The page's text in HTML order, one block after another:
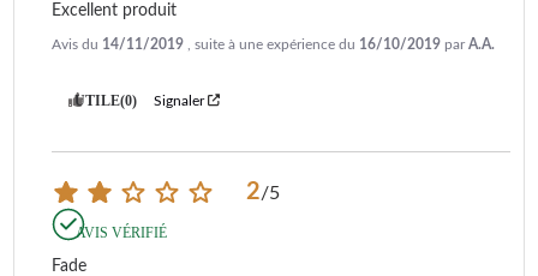
Excellent produit
Avis du 14/11/2019 , suite à une expérience du 16/10/2019 parA.A.
UTILE(0) Signaler
2/5
AVIS VÉRIFIÉ
Fade